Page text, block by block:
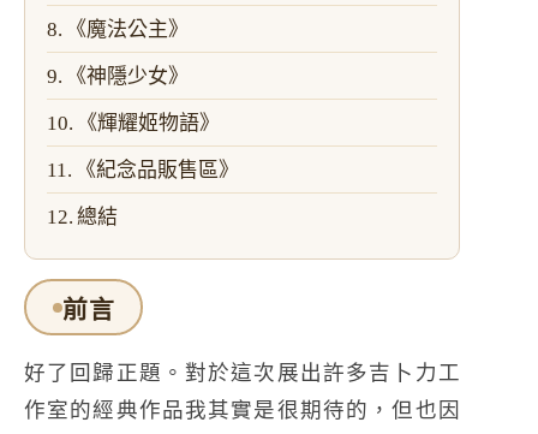
《魔法公主》
《神隱少女》
《輝耀姬物語》
《紀念品販售區》
總結
前言
好了回歸正題。對於這次展出許多吉卜力工
作室的經典作品我其實是很期待的，但也因